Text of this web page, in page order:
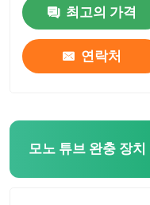
최고의 가격
연락처
모노 튜브 완충 장치